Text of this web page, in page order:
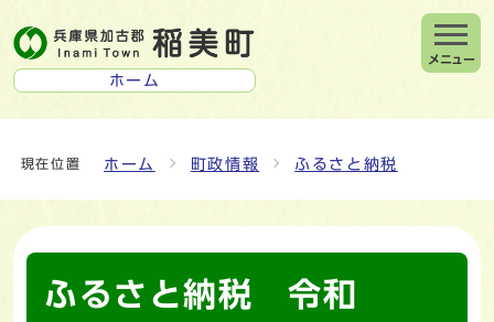
ホーム
メニュー
現在位置 ホーム 町政情報 ふるさと納税
ふるさと納税 令和